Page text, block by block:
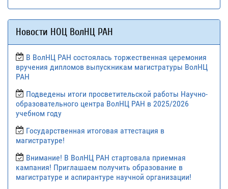
Новости НОЦ ВолНЦ РАН
В ВолНЦ РАН состоялась торжественная церемония
вручения дипломов выпускникам магистратуры ВолНЦ
РАН
Подведены итоги просветительской работы Научно-
образовательного центра ВолНЦ РАН в 2025/2026
учебном году
Государственная итоговая аттестация в
магистратуре!
Внимание! В ВолНЦ РАН стартовала приемная
кампания! Приглашаем получить образование в
магистратуре и аспирантуре научной организации!